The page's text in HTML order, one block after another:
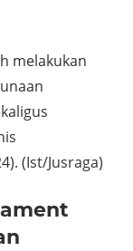
melakukan
(Ist/Jusraga)